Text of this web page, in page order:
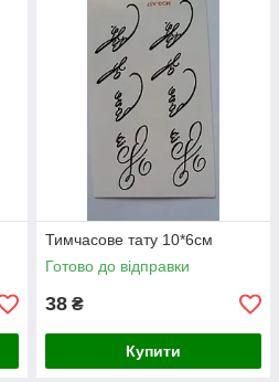
Тимчасове тату 10*6см
Готово до відправки
38 ₴
Купити